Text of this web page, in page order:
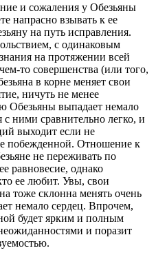
и сожаления у Обезьяны
напрасно взывать к ее
на путь исправления.
с одинаковым
на протяжении всей
то совершенства (или того,
в корне меняет свои
ничуть не менее
Обезьяны выпадает немало
с ними сравнительно легко, и
выходит если не
побежденной. Отношение к
не переживать по
равновесие, однако
ее любит. Увы, свои
тоже склонна менять очень
немало сердец. Впрочем,
будет ярким и полным
и поразит